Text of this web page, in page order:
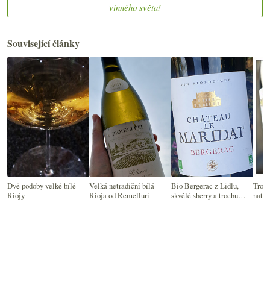
vinného světa!
Související články
Dvě podoby velké bílé
Riojy
Velká netradiční bílá
Rioja od Remelluri
Bio Bergerac z Lidlu,
skvělé sherry a trochu